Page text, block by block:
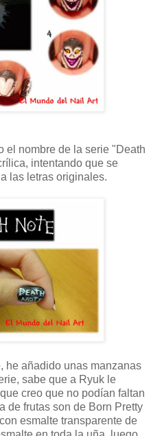
el nombre de la serie "Death
intentando que se
las letras originales.
he añadido unas manzanas
sabe que a Ryuk le
creo que no podían faltan
de frutas son de Born Pretty
esmalte transparente de